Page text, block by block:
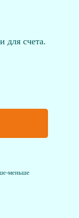
для счета.